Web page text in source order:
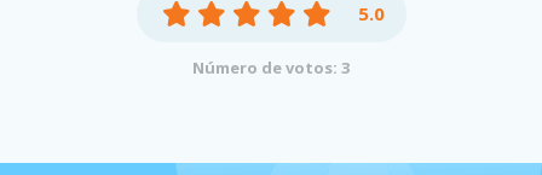
5.0
Número de votos: 3